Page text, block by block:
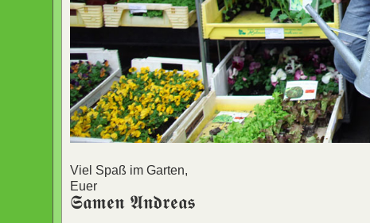
Viel Spaß im Garten,
Euer
𝕾𝖆𝖒𝖊𝖓 𝕬𝖓𝖉𝖗𝖊𝖆𝖘